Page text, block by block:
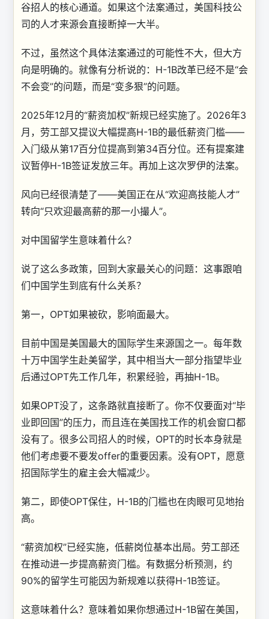
谷招人的核心通道。如果这个法案通过，美国科技公
司的人才来源会直接断掉一大半。
不过，虽然这个具体法案通过的可能性不大，但大方
向是明确的。就像有分析说的：H-1B改革已经不是“会
不会变”的问题，而是“变多狠”的问题。
2025年12月的“薪资加权”新规已经实施了。2026年3
月，劳工部又提议大幅提高H-1B的最低薪资门槛——
入门级从第17百分位提高到第34百分位。还有提案建
议暂停H-1B签证发放三年。再加上这次罗伊的法案。
风向已经很清楚了——美国正在从“欢迎高技能人才”
转向“只欢迎最高薪的那一小撮人”。
对中国留学生意味着什么？
说了这么多政策，回到大家最关心的问题：这事跟咱
们中国学生到底有什么关系？
第一，OPT如果被砍，影响面最大。
目前中国是美国最大的国际学生来源国之一。每年数
十万中国学生赴美留学，其中相当大一部分指望毕业
后通过OPT先工作几年，积累经验，再抽H-1B。
如果OPT没了，这条路就直接断了。你不仅要面对“毕
业即回国”的压力，而且连在美国找工作的机会窗口都
没有了。很多公司招人的时候，OPT的时长本身就是
他们考虑要不要发offer的重要因素。没有OPT，愿意
招国际学生的雇主会大幅减少。
第二，即使OPT保住，H-1B的门槛也在肉眼可见地抬
高。
“薪资加权”已经实施，低薪岗位基本出局。劳工部还
在推动进一步提高薪资门槛。有数据分析预测，约
90%的留学生可能因为新规难以获得H-1B签证。
这意味着什么？意味着如果你想通过H-1B留在美国，